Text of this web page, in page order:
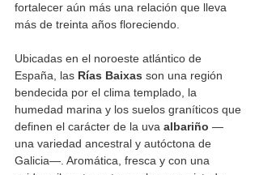
fortalecer aún más una relación que lleva
más de treinta años floreciendo.
Ubicadas en el noroeste atlántico de
España, las Rías Baixas son una región
bendecida por el clima templado, la
humedad marina y los suelos graníticos que
definen el carácter de la uva albariño —
una variedad ancestral y autóctona de
Galicia—. Aromática, fresca y con una